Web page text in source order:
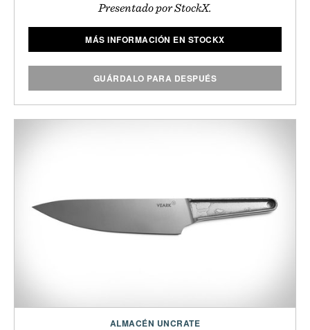
Presentado por StockX.
MÁS INFORMACIÓN EN STOCKX
GUÁRDALO PARA DESPUÉS
ALMACÉN UNCRATE